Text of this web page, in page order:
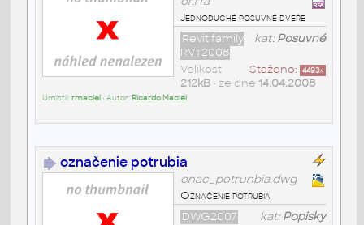
Jednoduché posuvné dveře
kat:Posuvné
Revit family
RVT2008
Staženo: 4493x
Velikost
212kB• ze dne 14.04.2008
Umístil:rmaciel • Autor: Ricardo Maciel
označenie potrubia
onac_potrunbia.dwg
Označenie potrubia
kat:Popisky
DWG2007